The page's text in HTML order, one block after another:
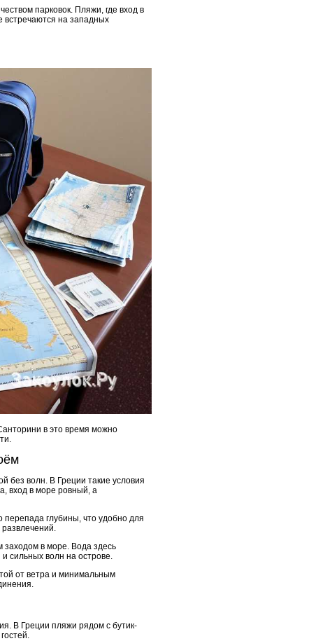
парковок. Пляжи, где вход в
встречаются на западных
в это время можно
без волн. В Греции такие условия
вход в море ровный, а
глубины, что удобно для
заходом в море. Вода здесь
сильных волн на острове.
от ветра и минимальным
В Греции пляжи рядом с бутик-